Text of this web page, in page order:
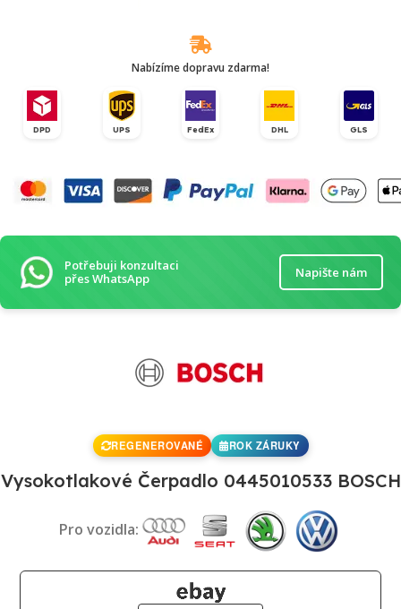
Nabízíme dopravu zdarma!
DPD UPS FedEx DHL GLS
Potřebuji konzultaci
přes WhatsApp
Napište nám
REGENEROVANÉ ROK ZÁRUKY
Vysokotlakové Čerpadlo 0445010533 BOSCH
Pro vozidla: